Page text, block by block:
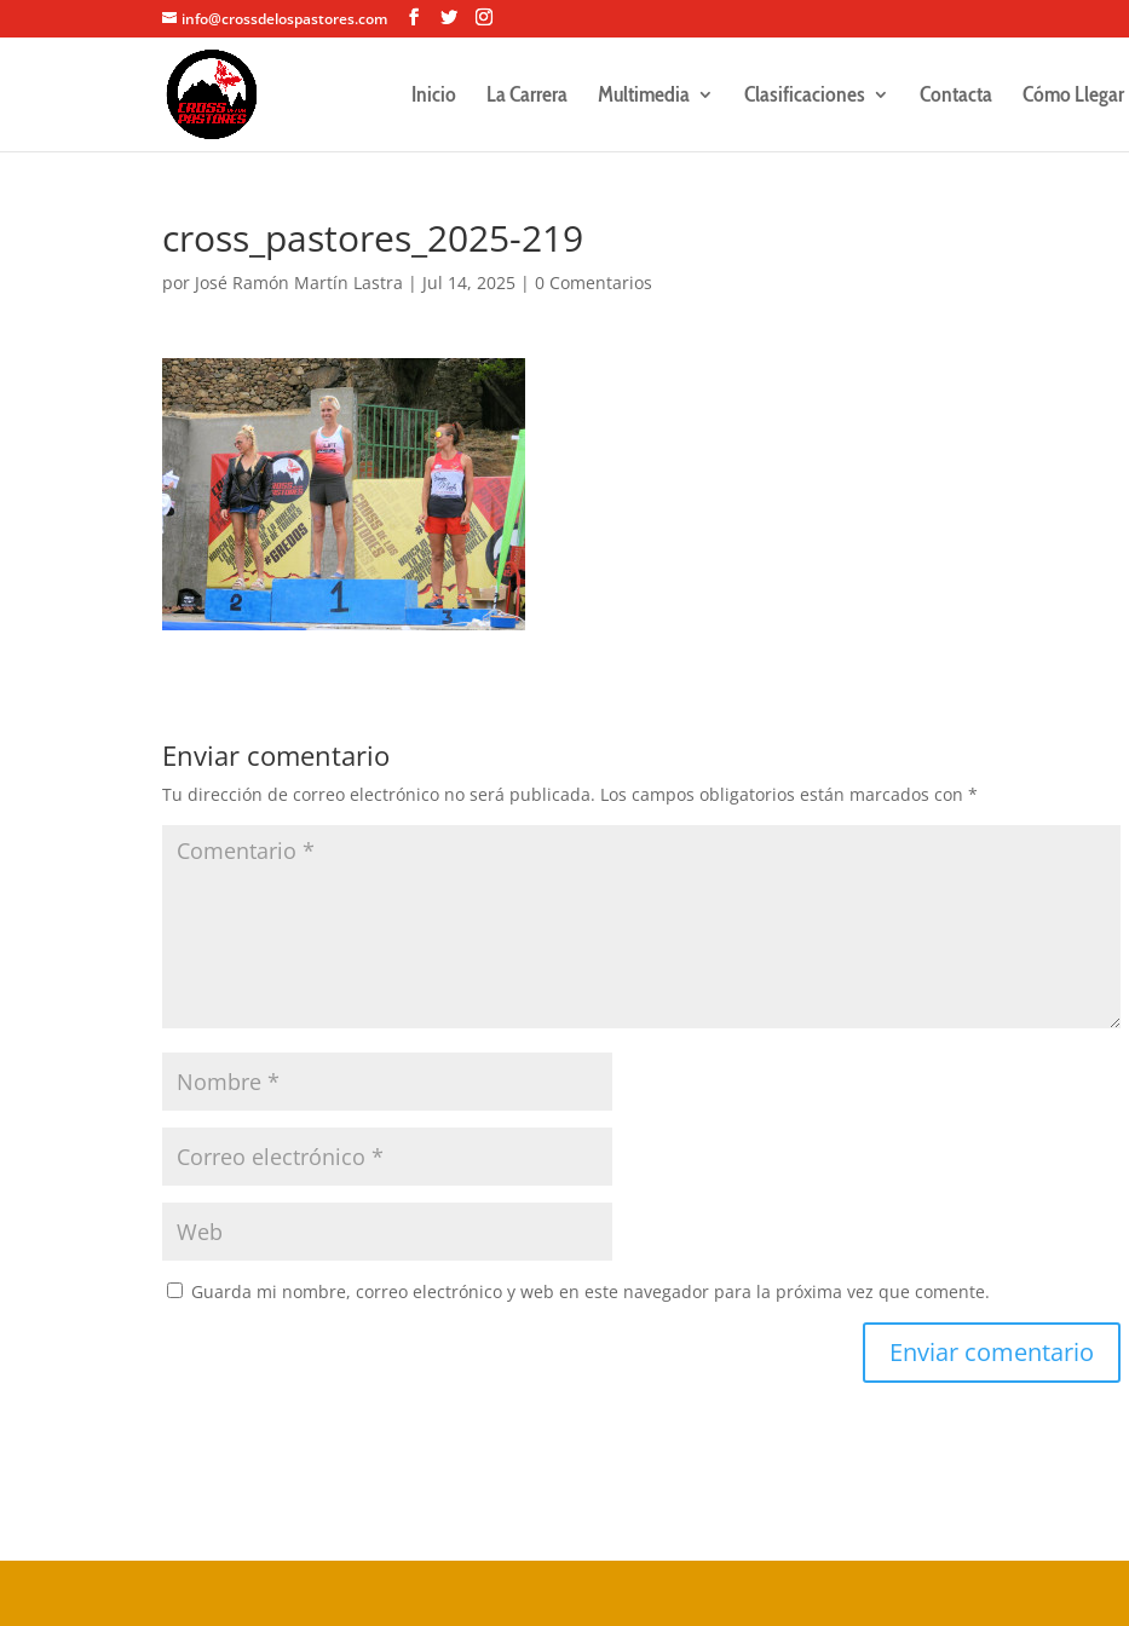
info@crossdelospastores.com
Inicio La Carrera Multimedia Clasificaciones Contacta Cómo Llegar
cross_pastores_2025-219
por José Ramón Martín Lastra | Jul 14, 2025 |0 Comentarios
Enviar comentario
Tu dirección de correo electrónico no será publicada. Los campos obligatorios están marcados con*
Guarda mi nombre, correo electrónico y web en este navegador para la próxima vez que comente.